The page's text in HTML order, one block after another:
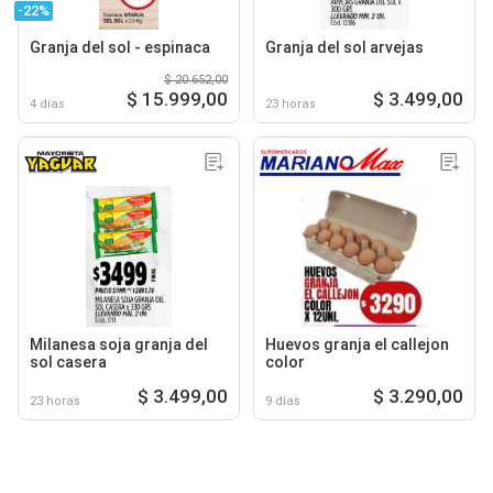
-22%
Granja del sol - espinaca
4 días
$ 20.652,00
$ 15.999,00
Granja del sol arvejas
23 horas $ 3.499,00
Milanesa soja granja del
sol casera
23 horas $ 3.499,00
Huevos granja el callejon
color
9 días $ 3.290,00